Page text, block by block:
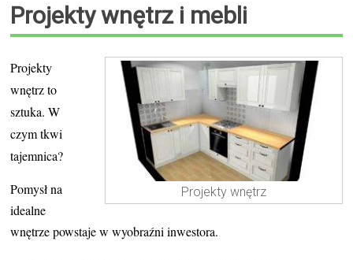
Projekty wnętrz i mebli
Projekty wnętrz
Projekty
wnętrz to
sztuka. W
czym tkwi
tajemnica?
Pomysł na
idealne
wnętrze powstaje w wyobraźni inwestora.